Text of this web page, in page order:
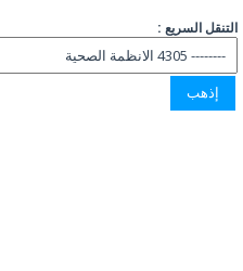
التنقل السريع :